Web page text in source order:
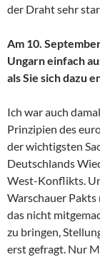
der Draht sehr
Am 10.
Ungarn einfach
als Sie sich dazu
Ich war auch
Prinzipien des
der wichtigsten
Deutschlands
West-Konflikts.
Warschauer
das nicht
zu bringen,
erst gefragt. Nur